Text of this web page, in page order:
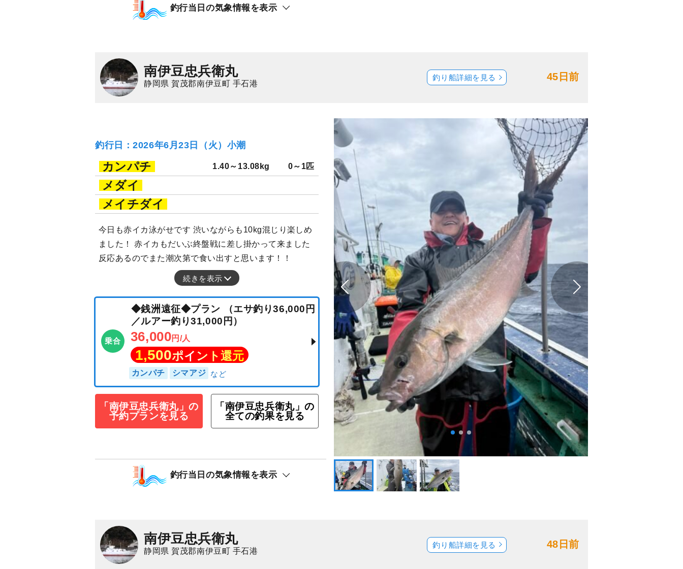
1,500ポイント還元
釣行当日の気象情報を表示
南伊豆忠兵衛丸
静岡県 賀茂郡南伊豆町 手石港
45日前
釣り船詳細を見る
釣行日：2026年6月23日（火）小潮
カンパチ 1.40～13.08kg 0～1匹
メダイ
メイチダイ
今日も赤イカ泳がせです 渋いながらも10kg混じり楽しめ
ました！ 赤イカもだいぶ終盤戦に差し掛かって来ました
反応あるのでまた潮次第で食い出すと思います！！
続きを表示
／ルアー釣り31,000円）
36,000円/人
「南伊豆忠兵衛丸」の
予約プランを見る
「南伊豆忠兵衛丸」の
全ての釣果を見る
釣行当日の気象情報を表示
南伊豆忠兵衛丸
静岡県 賀茂郡南伊豆町 手石港
48日前
釣り船詳細を見る